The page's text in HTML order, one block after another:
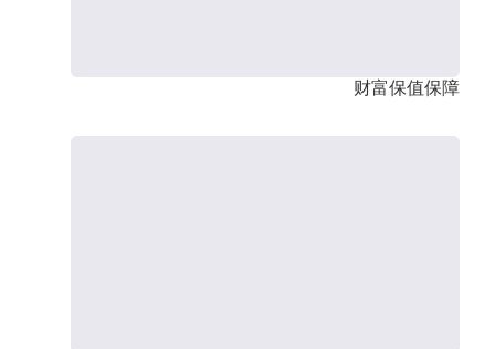
财富保值保障